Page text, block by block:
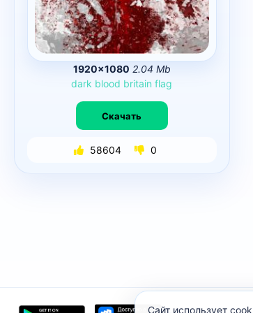
1920×1080 2.04 Mb
dark blood britain flag
Скачать
58604 0
Сайт использует